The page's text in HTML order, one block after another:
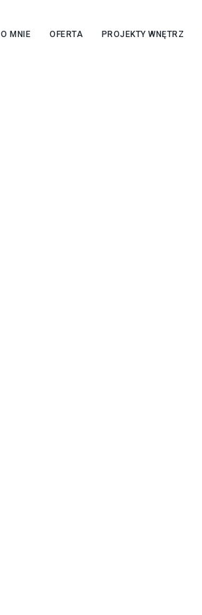
O MNIE OFERTA PROJEKTY WNĘTRZ